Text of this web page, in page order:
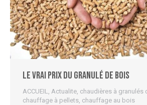
Le vrai prix du granulé de bois
ACCUEIL, Actualite, chaudières à granulés
chauffage à pellets, chauffage au bois